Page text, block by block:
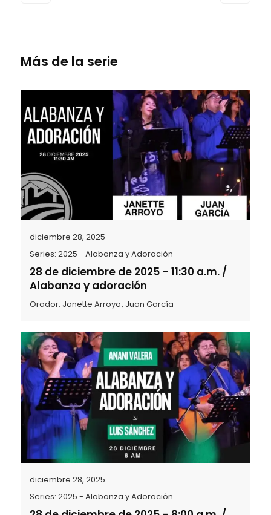
Más de la serie
diciembre 28, 2025
Series:2025 - Alabanza y Adoración
28 de diciembre de 2025 – 11:30 a.m. /
Alabanza y adoración
Orador: Janette Arroyo, Juan García
diciembre 28, 2025
Series:2025 - Alabanza y Adoración